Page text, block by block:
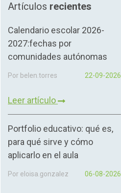
Artículos recientes
Calendario escolar 2026-
2027:fechas por
comunidades autónomas
Por belen.torres 22-09-2026
Leer artículo
Portfolio educativo: qué es,
para qué sirve y cómo
aplicarlo en el aula
Por eloisa.gonzalez 06-08-2026